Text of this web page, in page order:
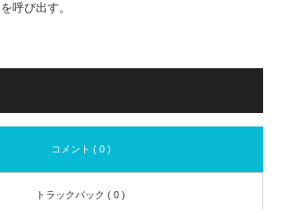
を呼び出す。
コメント ( 0 )
トラックバック ( 0 )